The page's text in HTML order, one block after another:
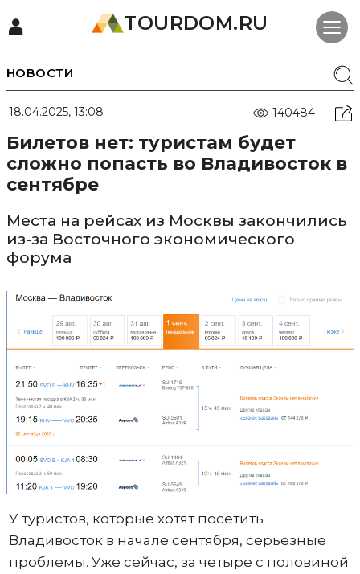
TOURDOM.RU
НОВОСТИ
18.04.2025, 13:08 140484
Билетов нет: туристам будет
сложно попасть во Владивосток в
сентябре
Места на рейсах из Москвы закончились
из-за Восточного экономического
форума
У туристов, которые хотят посетить
Владивосток в начале сентября, серьезные
проблемы. Уже сейчас, за четыре с половиной